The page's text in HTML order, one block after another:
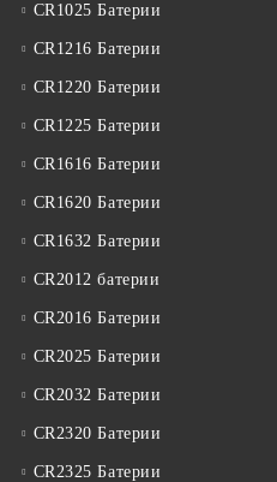
CR1025 Батерии
CR1216 Батерии
CR1220 Батерии
CR1225 Батерии
CR1616 Батерии
CR1620 Батерии
CR1632 Батерии
CR2012 батерии
CR2016 Батерии
CR2025 Батерии
CR2032 Батерии
CR2320 Батерии
CR2325 Батерии